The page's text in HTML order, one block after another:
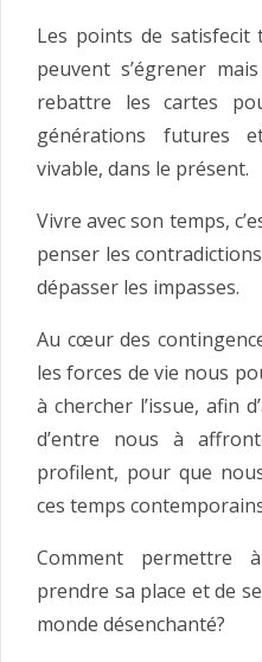
Les points de satisfecit
peuvent s’égrener
rebattre les cartes
générations futures
vivable, dans le présent.
Vivre avec son temps,
penser les
dépasser les impasses.
Au cœur des
les forces de vie nous
à chercher l’issue, afin
d’entre nous à
profilent, pour que
ces temps
Comment permettre
prendre sa place et de
monde désenchanté?